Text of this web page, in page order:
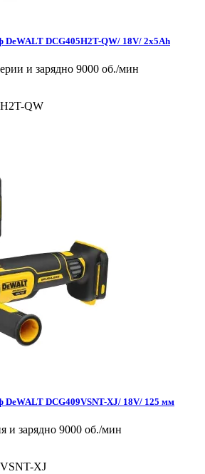
DeWALT DCG405H2T-QW/ 18V/ 2x5Ah
и зарядно 9000 об./мин
QW
DeWALT DCG409VSNT-XJ/ 18V/ 125 мм
и зарядно 9000 об./мин
XJ